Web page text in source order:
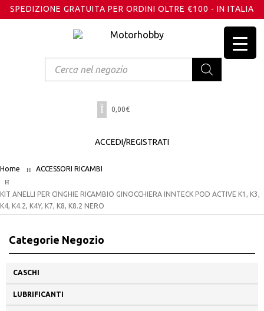
SPEDIZIONE GRATUITA PER ORDINI OLTRE €100 - IN ITALIA
search
0,00€
ACCEDI/REGISTRATI
Home ACCESSORI RICAMBI
KIT ANELLI PER CINGHIE RICAMBIO GINOCCHIERA INNTECK POD ACTIVE K1, K3,
K4, K4.2, K4Y, K7, K8, K8.2 NERO
Categorie Negozio
CASCHI
LUBRIFICANTI